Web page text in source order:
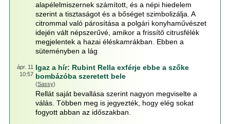
alapélelmiszernek számított, és a népi hiedelem
szerint a tisztaságot és a bőséget szimbolizálja. A
citrommal való párosítása a polgári konyhaművészet
idején vált népszerűvé, amikor a frissítő citrusfélék
megjelentek a hazai éléskamrákban. Ebben a
süteményben a lág
ápr. 11
10:57
Igaz a hír: Rubint Rella exférje ebbe a szőke
bombázóba szeretett bele
(Sassy)
Rellát saját bevallása szerint nagyon megviselte a
válás. Többen meg is jegyezték, hogy elég sokat
fogyott abban az időszakban.